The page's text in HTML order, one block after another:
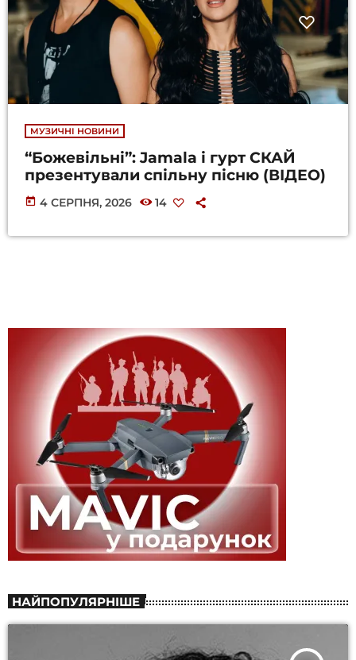
МУЗИЧНІ НОВИНИ
“Божевільні”: Jamala і гурт СКАЙ
презентували спільну пісню (ВІДЕО)
today 4 СЕРПНЯ, 2026 14
НАЙПОПУЛЯРНІШЕ